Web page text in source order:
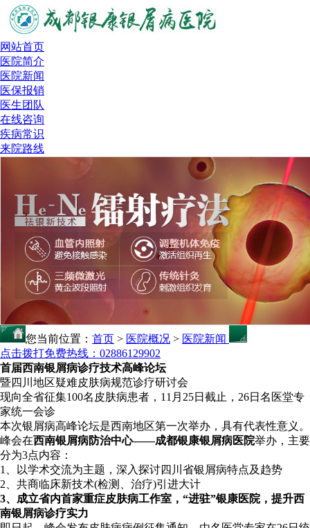
网站首页
医院简介
医院新闻
医保报销
医生团队
在线咨询
疾病常识
来院路线
您当前位置： 首页 > 医院概况 > 医院新闻
点击拨打免费热线：02886129902
首届西南银屑病诊疗技术高峰论坛
暨四川地区疑难皮肤病规范诊疗研讨会
现向全省征集100名皮肤病患者，11月25日截止，26日名医堂专
家统一会诊
本次银屑病高峰论坛是西南地区第一次举办，具有代表性意义。
峰会在西南银屑病防治中心——成都银康银屑病医院举办，主要
分为3点内容：
1、以学术交流为主题，深入探讨四川省银屑病特点及趋势
2、共商临床新技术(检测、治疗)引进大计
3、成立省内首家重症皮肤病工作室，“进驻”银康医院，提升西
南银屑病诊疗实力